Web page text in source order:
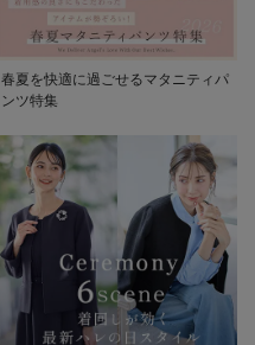
春夏を快適に過ごせるマタニティパ
ンツ特集